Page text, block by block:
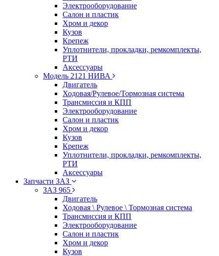
Электрооборудование
Салон и пластик
Хром и декор
Кузов
Крепеж
Уплотнители, прокладки, ремкомплекты,
РТИ
Аксессуары
Модель 2121 НИВА
Двигатель
Ходовая/Рулевое/Тормозная система
Трансмиссия и КПП
Электрооборудование
Салон и пластик
Хром и декор
Кузов
Крепеж
Уплотнители, прокладки, ремкомплекты,
РТИ
Аксессуары
Запчасти ЗАЗ
ЗАЗ 965
Двигатель
Ходовая \ Рулевое \ Тормозная система
Трансмиссия и КПП
Электрооборудование
Салон и пластик
Хром и декор
Кузов